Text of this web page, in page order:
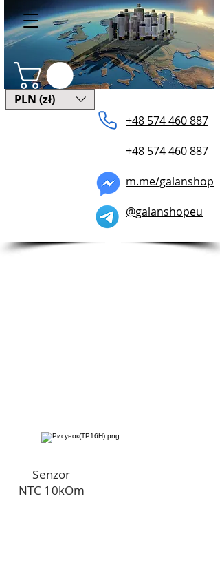
+48 574 ​460 887
+48 574 460 887
m.me/galanshop
@galanshopeu
PLN (zł)
Senzor
NTC 10kOm